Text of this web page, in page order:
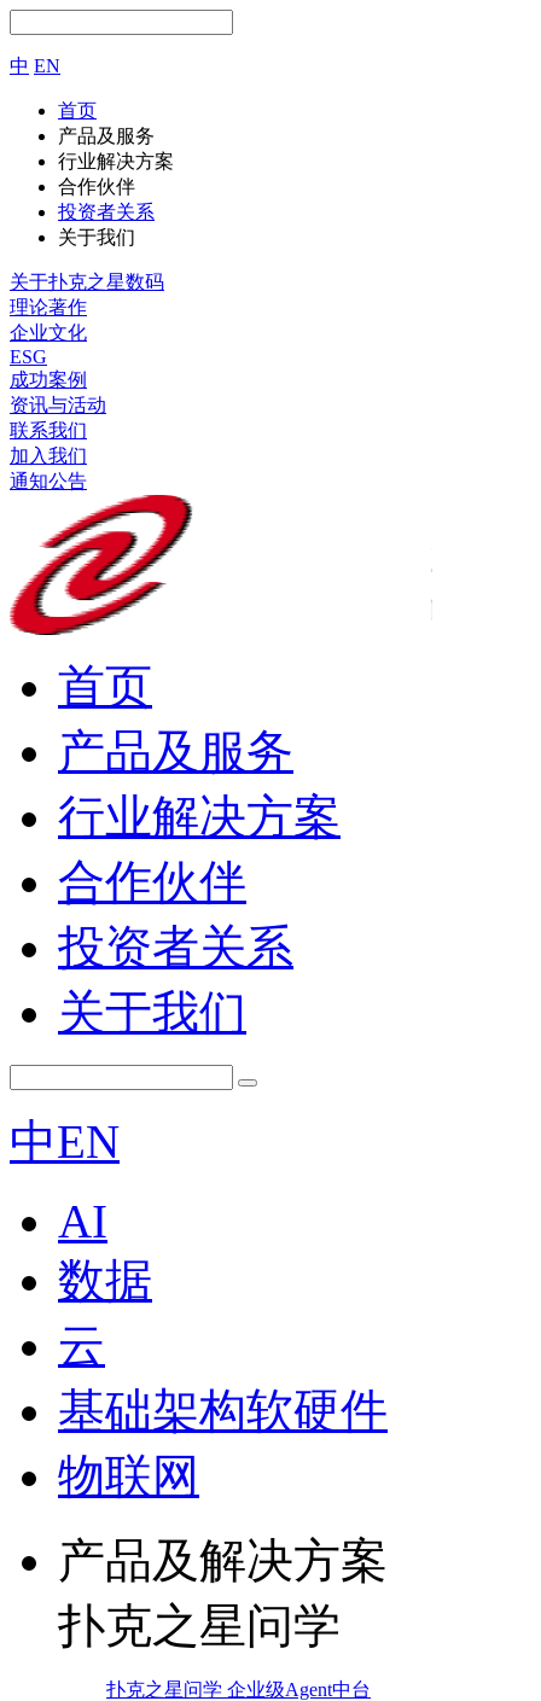
中 EN
首页
产品及服务
行业解决方案
合作伙伴
投资者关系
关于我们
关于扑克之星数码
理论著作
企业文化
ESG
成功案例
资讯与活动
联系我们
加入我们
通知公告
首页
产品及服务
行业解决方案
合作伙伴
投资者关系
关于我们
中EN
AI
数据
云
基础架构软硬件
物联网
产品及解决方案
扑克之星问学
扑克之星问学 企业级Agent中台